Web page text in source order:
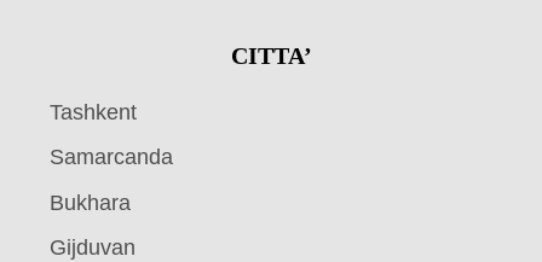
CITTA’
Tashkent
Samarcanda
Bukhara
Gijduvan